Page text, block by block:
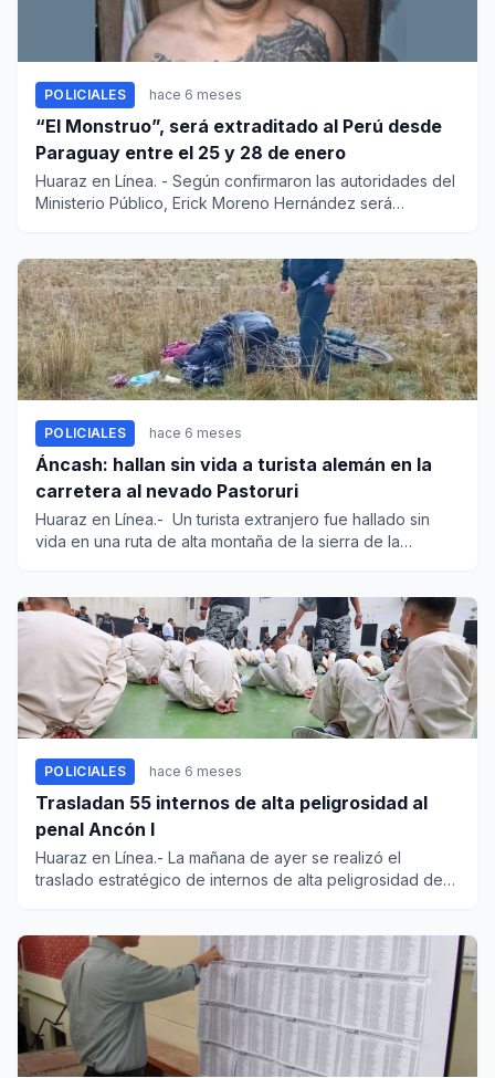
POLICIALES hace 6 meses
“El Monstruo”, será extraditado al Perú desde
Paraguay entre el 25 y 28 de enero
Huaraz en Línea. - Según confirmaron las autoridades del
Ministerio Público, Erick Moreno Hernández será
POLICIALES hace 6 meses
Áncash: hallan sin vida a turista alemán en la
carretera al nevado Pastoruri
Huaraz en Línea.- Un turista extranjero fue hallado sin
vida en una ruta de alta montaña de la sierra de la
POLICIALES hace 6 meses
Trasladan 55 internos de alta peligrosidad al
penal Ancón I
Huaraz en Línea.- La mañana de ayer se realizó el
traslado estratégico de internos de alta peligrosidad de